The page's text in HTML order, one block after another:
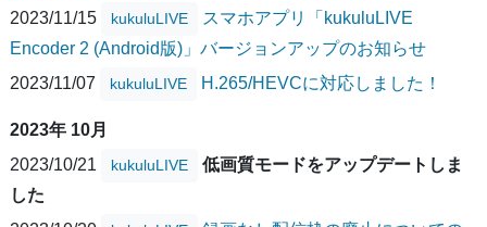
2023/11/15
kukuluLIVE
スマホアプリ「kukuluLIVE
Encoder 2 (Android版)」バージョンアップのお知らせ
2023/11/07
kukuluLIVE H.265/HEVCに対応しました！
2023年 10月
2023/10/21
kukuluLIVE
低画質モードをアップデートしま
した